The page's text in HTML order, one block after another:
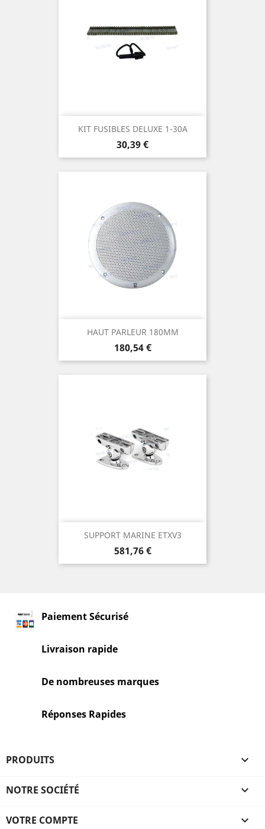
KIT FUSIBLES DELUXE 1-30A
Prix
30,39 €
HAUT PARLEUR 180MM
Prix
180,54 €
SUPPORT MARINE ETXV3
Prix
581,76 €
Paiement Sécurisé
Livraison rapide
De nombreuses marques
Réponses Rapides
PRODUITS 
NOTRE SOCIÉTÉ 
VOTRE COMPTE 